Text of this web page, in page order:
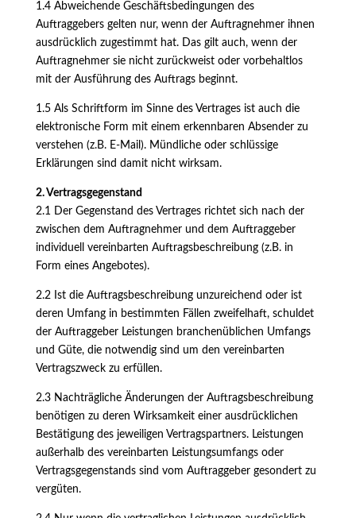
1.4 Abweichende Geschäftsbedingungen des
Auftraggebers gelten nur, wenn der Auftragnehmer ihnen
ausdrücklich zugestimmt hat. Das gilt auch, wenn der
Auftragnehmer sie nicht zurückweist oder vorbehaltlos
mit der Ausführung des Auftrags beginnt.
1.5 Als Schriftform im Sinne des Vertrages ist auch die
elektronische Form mit einem erkennbaren Absender zu
verstehen (z.B. E-Mail). Mündliche oder schlüssige
Erklärungen sind damit nicht wirksam.
2. Vertragsgegenstand
2.1 Der Gegenstand des Vertrages richtet sich nach der
zwischen dem Auftragnehmer und dem Auftraggeber
individuell vereinbarten Auftragsbeschreibung (z.B. in
Form eines Angebotes).
2.2 Ist die Auftragsbeschreibung unzureichend oder ist
deren Umfang in bestimmten Fällen zweifelhaft, schuldet
der Auftraggeber Leistungen branchenüblichen Umfangs
und Güte, die notwendig sind um den vereinbarten
Vertragszweck zu erfüllen.
2.3 Nachträgliche Änderungen der Auftragsbeschreibung
benötigen zu deren Wirksamkeit einer ausdrücklichen
Bestätigung des jeweiligen Vertragspartners. Leistungen
außerhalb des vereinbarten Leistungsumfangs oder
Vertragsgegenstands sind vom Auftraggeber gesondert zu
vergüten.